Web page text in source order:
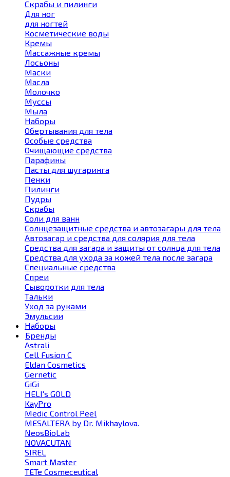
Скрабы и пилинги
Для ног
для ногтей
Косметические воды
Кремы
Массажные кремы
Лосьоны
Маски
Масла
Молочко
Муссы
Мыла
Наборы
Обертывания для тела
Особые средства
Очищающие средства
Парафины
Пасты для шугаринга
Пенки
Пилинги
Пудры
Скрабы
Соли для ванн
Солнцезащитные средства и автозагары для тела
Автозагар и средства для солярия для тела
Средства для загара и защиты от солнца для тела
Средства для ухода за кожей тела после загара
Специальные средства
Спреи
Сыворотки для тела
Тальки
Уход за руками
Эмульсии
Наборы
Бренды
Astrali
Cell Fusion С
Eldan Cosmetics
Gernetic
GiGi
HELI's GOLD
KayPro
Medic Control Peel
MESALTERA by Dr. Mikhaylova.
NeosBioLab
NOVACUTAN
SIREL
Smart Master
TETe Cosmeceutical